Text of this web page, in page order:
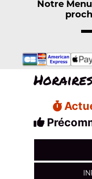
Notre